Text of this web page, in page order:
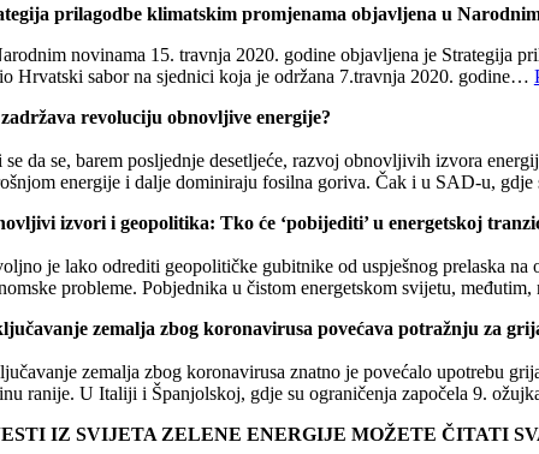
prilagodbe klimatskim promjenama objavljena u
novinama 15. travnja 2020. godine objavljena je Strategija
Hrvatski sabor na sjednici koja je održana 7.travnja 2020. godine…
revoluciju obnovljive energije?
se da se, barem posljednje desetljeće, razvoj obnovljivih izvora
energije i dalje dominiraju fosilna goriva. Čak i u SAD-u,
izvori i geopolitika: Tko će ‘pobijediti’ u energetskoj
je lako odrediti geopolitičke gubitnike od uspješnog prelaska
probleme. Pobjednika u čistom energetskom svijetu,
zemalja zbog koronavirusa povećava potražnju za
zemalja zbog koronavirusa znatno je povećalo upotrebu
ranije. U Italiji i Španjolskoj, gdje su ograničenja započela 9.
IZ SVIJETA ZELENE ENERGIJE MOŽETE ČITATI